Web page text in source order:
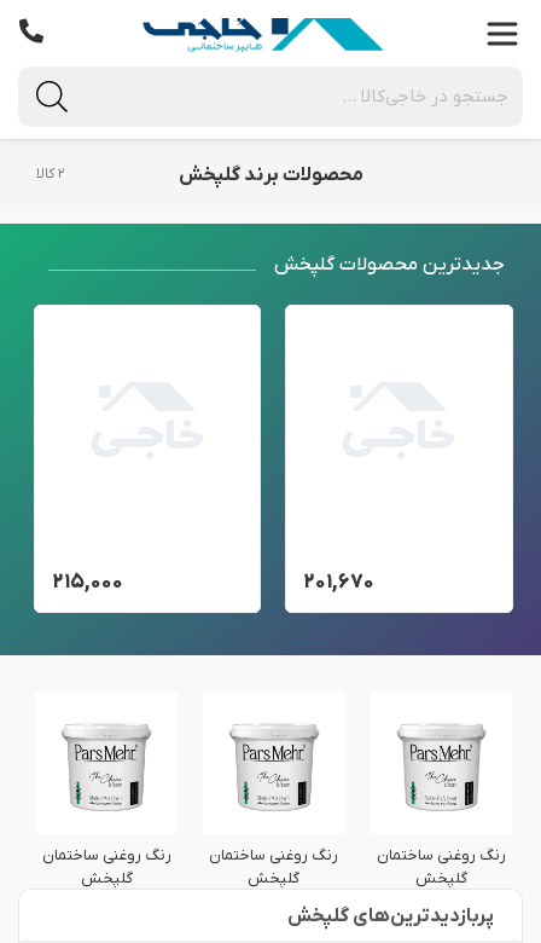
محصولات برند گلپخش ۲ کالا
جدید‌ترین محصولات گلپخش
۲۰۱,۶۷۰ ۲۱۵,۰۰۰
رنگ روغنی ساختمان
گلپخش
رنگ روغنی ساختمان
گلپخش
رنگ روغنی ساختمان
گلپخش
پربازدید‌ترین‌های گلپخش